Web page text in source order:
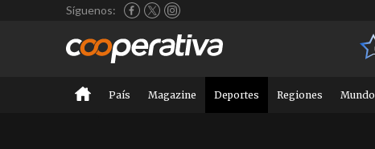
Síguenos:
País Magazine Deportes Regiones Mundo